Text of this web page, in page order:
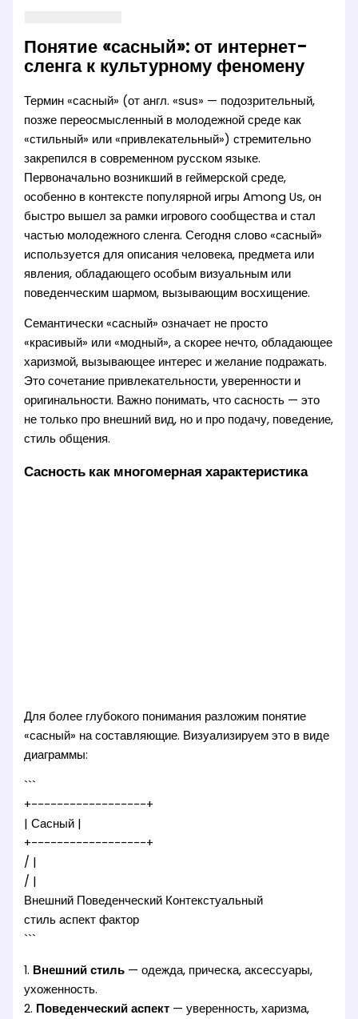
Понятие «сасный»: от интернет-
сленга к культурному феномену
Термин «сасный» (от англ. «sus» — подозрительный,
позже переосмысленный в молодежной среде как
«стильный» или «привлекательный») стремительно
закрепился в современном русском языке.
Первоначально возникший в геймерской среде,
особенно в контексте популярной игры Among Us, он
быстро вышел за рамки игрового сообщества и стал
частью молодежного сленга. Сегодня слово «сасный»
используется для описания человека, предмета или
явления, обладающего особым визуальным или
поведенческим шармом, вызывающим восхищение.
Семантически «сасный» означает не просто
«красивый» или «модный», а скорее нечто, обладающее
харизмой, вызывающее интерес и желание подражать.
Это сочетание привлекательности, уверенности и
оригинальности. Важно понимать, что сасность — это
не только про внешний вид, но и про подачу, поведение,
стиль общения.
Сасность как многомерная характеристика
Для более глубокого понимания разложим понятие
«сасный» на составляющие. Визуализируем это в виде
диаграммы:
```
+------------------+
| Сасный |
+------------------+
/ |
/ |
Внешний Поведенческий Контекстуальный
стиль аспект фактор
```
1. Внешний стиль — одежда, прическа, аксессуары,
ухоженность.
2. Поведенческий аспект — уверенность, харизма,